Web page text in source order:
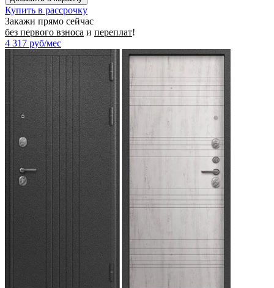
Купить в рассрочку
Закажи прямо сейчас
без первого взноса и переплат!
4 317 руб/мес